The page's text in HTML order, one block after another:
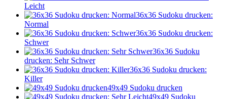
Leicht
36x36 Sudoku drucken:
Normal
36x36 Sudoku drucken:
Schwer
36x36 Sudoku
drucken: Sehr Schwer
36x36 Sudoku drucken:
Killer
49x49 Sudoku drucken
49x49 Sudoku